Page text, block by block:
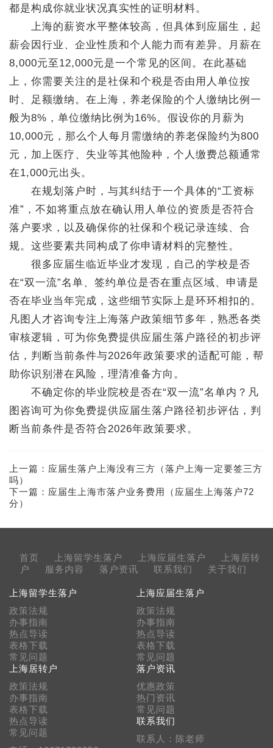
都是构成你就业状况真实性的证明材料。
上海的薪资水平整体较高，但具体到应届生，起
薪会因行业、企业性质和个人能力而有差异。月薪在
8,000元至12,000元是一个常见的区间。在此基础
上，你需要关注的是社保和个税是否由用人单位按
时、足额缴纳。在上海，养老保险的个人缴纳比例一
般为8%，单位缴纳比例为16%。假设你的月薪为
10,000元，那么个人每月需缴纳的养老保险约为800
元，加上医疗、失业等其他险种，个人缴费总额通常
在1,000元出头。
在规划落户时，与其纠结于一个具体的“工资标
准”，不如将重点放在确认用人单位的资质是否符合
落户要求，以及确保你的社保和个税记录连续、合
规。这些要素共同构成了你申请材料的完整性。
很多应届生临近毕业才发现，自己的学校是否
在“双一流”名单、签约单位是否在重点区域、申请是
否在毕业当年完成，这些细节实际上是环环相扣的。
凡图人才咨询专注上海落户政策细节多年，熟悉各类
审核逻辑，可为你免费提供应届生落户路径的初步评
估，判断当前条件与2026年政策要求的适配可能，帮
助你识别潜在风险，理清准备方向。
不确定你的毕业院校是否在“双一流”名单内？凡
图咨询可为你免费提供应届生落户路径初步评估，判
断当前条件是否符合2026年政策要求。
上一篇： 应届生落户上海没有三方（落户上海一定要签三方
吗）
下一篇： 应届生上海市落户业务费用（应届生上海落户72
分）
首页 上海留学生落户 上海应届生落户
上海居转
户
服务内容 落户资讯 联系我们 关于我们
上海留学生落户
政策法规
办事指南
热点导读
表格下载
常见问题
上海应届生落户
政策法规
办事指南
热点导读
表格下载
常见问题
上海居转户
政策法规
办事指南
表格下载
热点导读
常见问题
落户资讯
优惠政策
热门资讯
常见问题
联系我们
联系人：陈老师